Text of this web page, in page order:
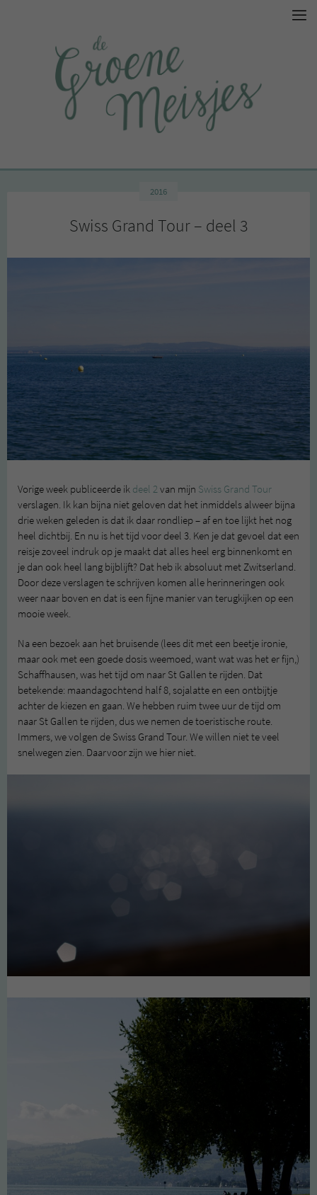
2016
Swiss Grand Tour – deel 3
Vorige week publiceerde ik deel 2van mijn Swiss Grand Tour
verslagen. Ik kan bijna niet geloven dat het inmiddels alweer bijna
drie weken geleden is dat ik daar rondliep – af en toe lijkt het nog
heel dichtbij. En nu is het tijd voor deel 3. Ken je dat gevoel dat een
reisje zoveel indruk op je maakt dat alles heel erg binnenkomt en
je dan ook heel lang bijblijft? Dat heb ik absoluut met Zwitserland.
Door deze verslagen te schrijven komen alle herinneringen ook
weer naar boven en dat is een fijne manier van terugkijken op een
mooie week.
Na een bezoek aan het bruisende (lees dit met een beetje ironie,
maar ook met een goede dosis weemoed, want wat was het er fijn,)
Schaffhausen, was het tijd om naar St Gallen te rijden. Dat
betekende: maandagochtend half 8, sojalatte en een ontbijtje
achter de kiezen en gaan. We hebben ruim twee uur de tijd om
naar St Gallen te rijden, dus we nemen de toeristische route.
Immers, we volgen de Swiss Grand Tour. We willen niet te veel
snelwegen zien. Daarvoor zijn we hier niet.